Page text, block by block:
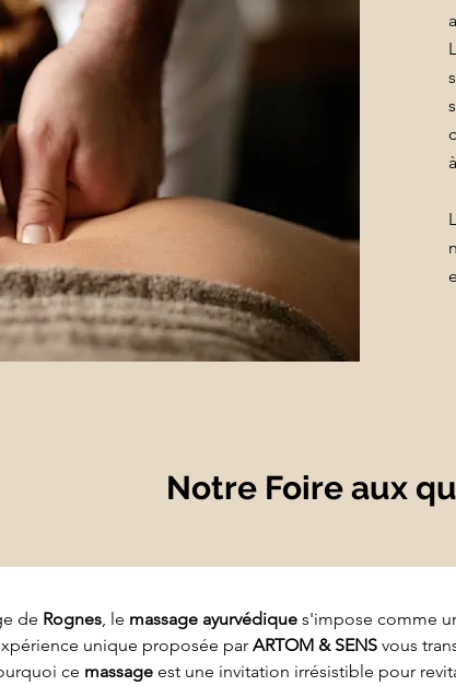
Notre Foire aux
de Rognes, le massage ayurvédique s'impose comme
unique proposée par ARTOM & SENS vous
ce massage est une invitation irrésistible pour